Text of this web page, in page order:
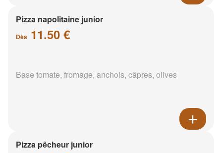
Pizza napolitaine junior
Dès 11.50 €
Base tomate, fromage, anchois, câpres, olives
Pizza pêcheur junior